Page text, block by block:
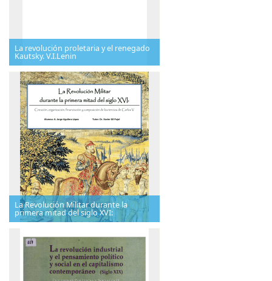
La revolución proletaria y el renegado
Kautsky. V.I.Lenin
La Revolución Militar durante la
primera mitad del siglo XVI: